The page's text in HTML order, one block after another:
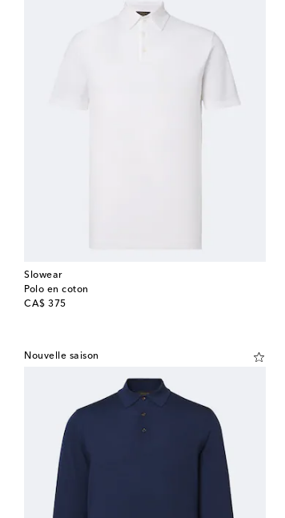
Slowear
Polo en coton
CA$ 375
original price
Nouvelle saison